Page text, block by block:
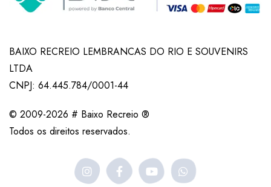
BAIXO RECREIO LEMBRANCAS DO RIO E SOUVENIRS
LTDA
CNPJ: 64.445.784/0001-44
© 2009-2026 # Baixo Recreio ®
Todos os direitos reservados.